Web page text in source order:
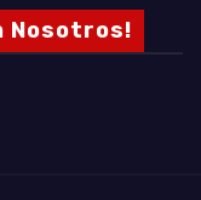
Nosotros!